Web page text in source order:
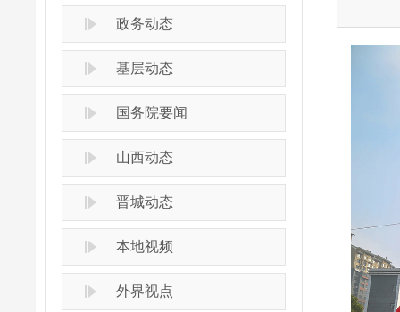
政务动态
基层动态
国务院要闻
山西动态
晋城动态
本地视频
外界视点